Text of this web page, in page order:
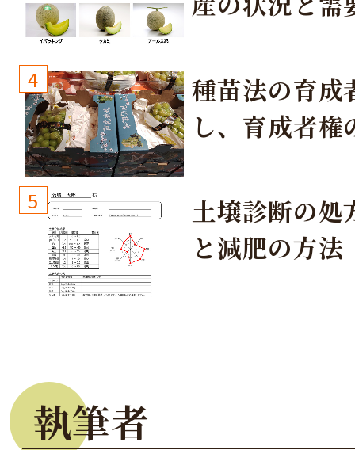
4
種苗法の育成
し、育成者権
しょう！
5
土壌診断の処
と減肥の方法
執筆者